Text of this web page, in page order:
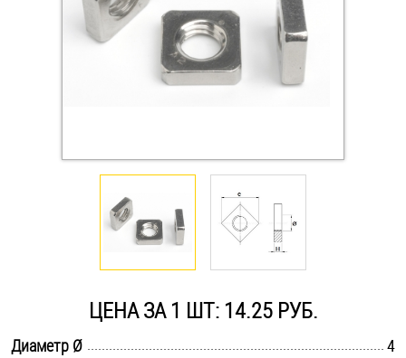
Крюки, кольца с метрической резьбой
Крюки, кольца с шурупной резьбой
Оснастка и аксессуары для яхт
Саморезы и шурупы
ЦЕНА ЗА 1 ШТ: 14.25 РУБ.
Диаметр Ø
4